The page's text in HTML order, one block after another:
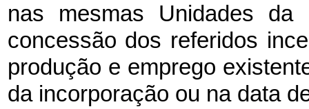
nas mesmas Unidades
concessão dos referidos
produção e emprego
da incorporação ou na data